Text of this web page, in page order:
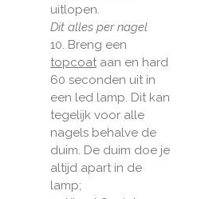
uitlopen.
Dit alles per nagel
10. Breng een
topcoat aan en hard
60 seconden uit in
een led lamp. Dit kan
tegelijk voor alle
nagels behalve de
duim. De duim doe je
altijd apart in de
lamp;